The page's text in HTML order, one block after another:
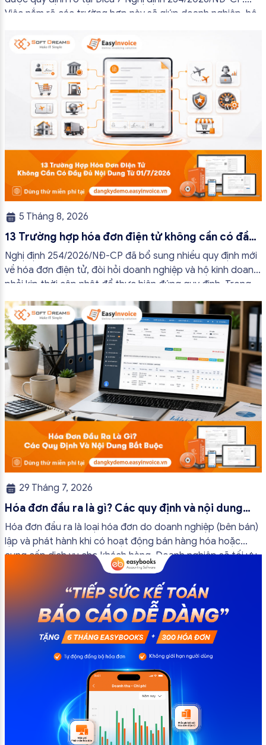
Việc nắm rõ các trường hợp này sẽ giúp doanh nghiệp, hộ
tránh lập hóa đơn không cần thiết hoặc áp […]
5 Tháng 8, 2026
13 Trường hợp hóa đơn điện tử không cần có đầy
đủ nội dung từ 01/7/2026
Nghị định 254/2026/NĐ-CP đã bổ sung nhiều quy định mới
về hóa đơn điện tử, đòi hỏi doanh nghiệp và hộ kinh doanh
phải kịp thời cập nhật để thực hiện đúng quy định. Trong
bài viết này, hóa đơn điện tử EasyInvoice sẽ chia sẻ 13
trường hợp hóa đơn điện tử không cần […]
29 Tháng 7, 2026
Hóa đơn đầu ra là gì? Các quy định và nội dung
bắt buộc mới nhất
Hóa đơn đầu ra là loại hóa đơn do doanh nghiệp (bên bán)
lập và phát hành khi có hoạt động bán hàng hóa hoặc
cung cấp dịch vụ cho khách hàng. Doanh nghiệp sẽ tối ưu
quy trình vận hành và tránh được những án phạt hành
chính không đáng có nếu nắm rõ […]